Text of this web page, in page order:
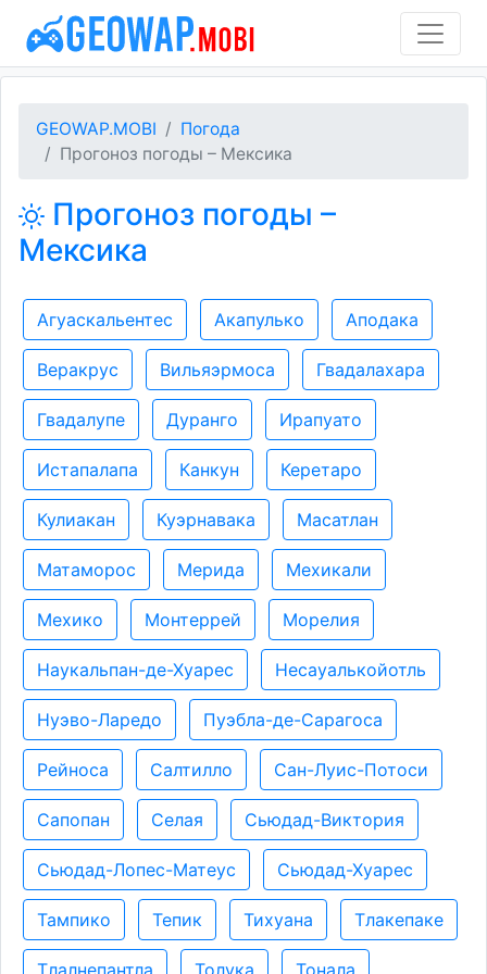
GEOWAP.MOBI
Погода
Прогоноз погоды – Мексика
Прогоноз погоды –
Мексика
Агуаскальентес Акапулько Аподака
Веракрус Вильяэрмоса Гвадалахара
Гвадалупе Дуранго Ирапуато
Истапалапа Канкун Керетаро
Кулиакан Куэрнавака Масатлан
Матаморос Мерида Мехикали
Мехико Монтеррей Морелия
Наукальпан-де-Хуарес Несауалькойотль
Нуэво-Ларедо Пуэбла-де-Сарагоса
Рейноса Салтилло Сан-Луис-Потоси
Сапопан Селая Сьюдад-Виктория
Сьюдад-Лопес-Матеус Сьюдад-Хуарес
Тампико Тепик Тихуана Тлакепаке
Тлалнепантла Толука Тонала